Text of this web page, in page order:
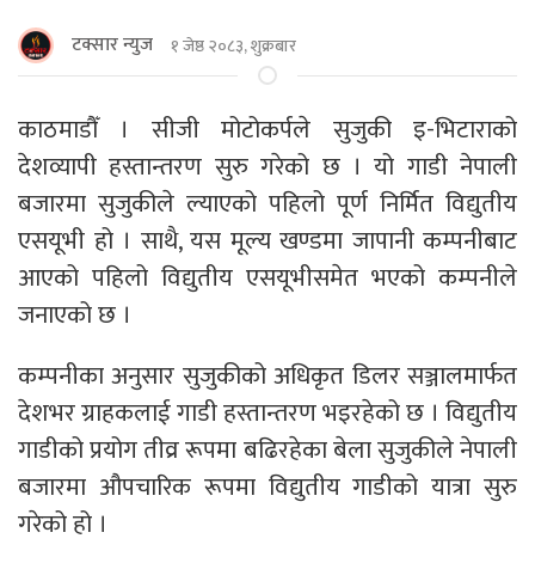
टक्सार न्युज १ जेष्ठ २०८३, शुक्रबार
काठमाडौँ । सीजी मोटोकर्पले सुजुकी इ-भिटाराको
देशव्यापी हस्तान्तरण सुरु गरेको छ । यो गाडी नेपाली
बजारमा सुजुकीले ल्याएको पहिलो पूर्ण निर्मित विद्युतीय
एसयूभी हो । साथै, यस मूल्य खण्डमा जापानी कम्पनीबाट
आएको पहिलो विद्युतीय एसयूभीसमेत भएको कम्पनीले
जनाएको छ ।
कम्पनीका अनुसार सुजुकीको अधिकृत डिलर सञ्जालमार्फत
देशभर ग्राहकलाई गाडी हस्तान्तरण भइरहेको छ । विद्युतीय
गाडीको प्रयोग तीव्र रूपमा बढिरहेका बेला सुजुकीले नेपाली
बजारमा औपचारिक रूपमा विद्युतीय गाडीको यात्रा सुरु
गरेको हो ।